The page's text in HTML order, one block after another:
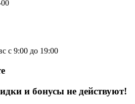
с 9:00 до 19:00
и бонусы не действуют!